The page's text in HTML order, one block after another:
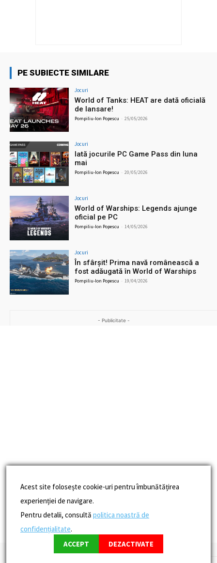
PE SUBIECTE SIMILARE
Jocuri
World of Tanks: HEAT are dată oficială
de lansare!
Pompiliu-Ion Popescu - 25/05/2026
Jocuri
Iată jocurile PC Game Pass din luna
mai
Pompiliu-Ion Popescu - 20/05/2026
Jocuri
World of Warships: Legends ajunge
oficial pe PC
Pompiliu-Ion Popescu - 14/05/2026
Jocuri
În sfârșit! Prima navă românească a
fost adăugată în World of Warships
Pompiliu-Ion Popescu - 19/04/2026
- Publicitate -
Acest site folosește cookie-uri pentru îmbunătățirea
experienției de navigare.
Pentru detalii, consultă politica noastră de
confidențialitate.
ACCEPT
DEZACTIVATE